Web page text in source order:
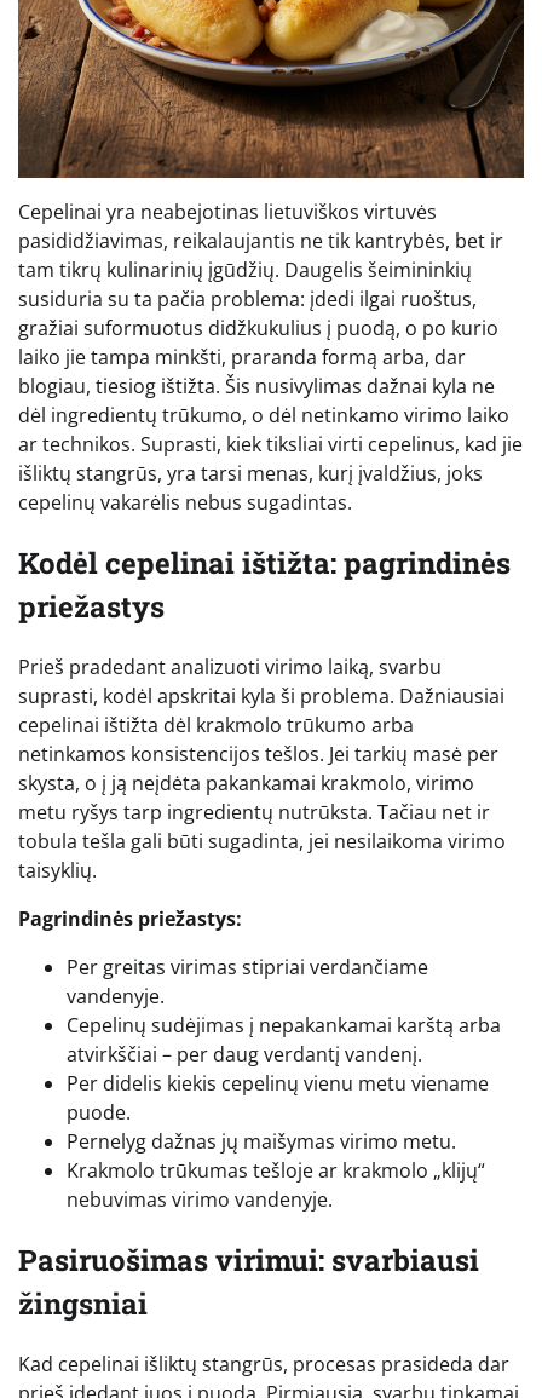
Cepelinai yra neabejotinas lietuviškos virtuvės
pasididžiavimas, reikalaujantis ne tik kantrybės, bet ir
tam tikrų kulinarinių įgūdžių. Daugelis šeimininkių
susiduria su ta pačia problema: įdedi ilgai ruoštus,
gražiai suformuotus didžkukulius į puodą, o po kurio
laiko jie tampa minkšti, praranda formą arba, dar
blogiau, tiesiog ištižta. Šis nusivylimas dažnai kyla ne
dėl ingredientų trūkumo, o dėl netinkamo virimo laiko
ar technikos. Suprasti, kiek tiksliai virti cepelinus, kad jie
išliktų stangrūs, yra tarsi menas, kurį įvaldžius, joks
cepelinų vakarėlis nebus sugadintas.
Kodėl cepelinai ištižta: pagrindinės
priežastys
Prieš pradedant analizuoti virimo laiką, svarbu
suprasti, kodėl apskritai kyla ši problema. Dažniausiai
cepelinai ištižta dėl krakmolo trūkumo arba
netinkamos konsistencijos tešlos. Jei tarkių masė per
skysta, o į ją neįdėta pakankamai krakmolo, virimo
metu ryšys tarp ingredientų nutrūksta. Tačiau net ir
tobula tešla gali būti sugadinta, jei nesilaikoma virimo
taisyklių.
Pagrindinės priežastys:
Per greitas virimas stipriai verdančiame
vandenyje.
Cepelinų sudėjimas į nepakankamai karštą arba
atvirkščiai – per daug verdantį vandenį.
Per didelis kiekis cepelinų vienu metu viename
puode.
Pernelyg dažnas jų maišymas virimo metu.
Krakmolo trūkumas tešloje ar krakmolo „klijų“
nebuvimas virimo vandenyje.
Pasiruošimas virimui: svarbiausi
žingsniai
Kad cepelinai išliktų stangrūs, procesas prasideda dar